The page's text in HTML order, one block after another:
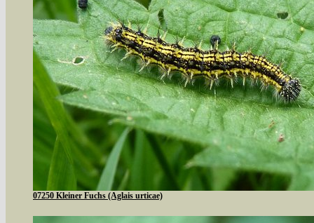
07250 Kleiner Fuchs (Aglais urticae)